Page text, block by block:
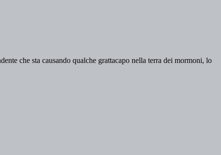
che sta causando qualche grattacapo nella terra dei mormoni, lo